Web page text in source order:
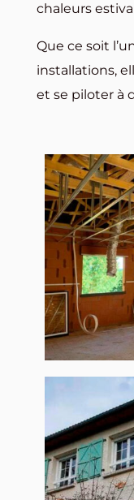
chaleurs
Que ce soit
installations,
et se piloter à